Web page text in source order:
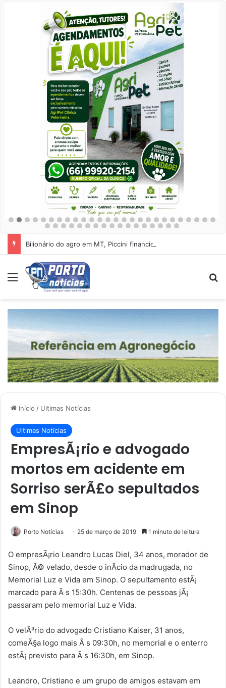
Menu
Início / Ultimas Notícias
Ultimas Notícias
EmpresÃ¡rio e advogado
mortos em acidente em
Sorriso serÃ£o sepultados
em Sinop
Porto Notícias 25 de março de 2019 1 minuto de leitura
O empresÃ¡rio Leandro Lucas Diel, 34 anos, morador de
Sinop, Ã© velado, desde o inÃ­cio da madrugada, no
Memorial Luz e Vida em Sinop. O sepultamento estÃ¡
marcado para Ã s 15:30h. Centenas de pessoas jÃ¡
passaram pelo memorial Luz e Vida.
O velÃ³rio do advogado Cristiano Kaiser, 31 anos,
comeÃ§a logo mais Ã s 09:30h, no memorial e o enterro
estÃ¡ previsto para Ã s 16:30h, em Sinop.
Leandro, Cristiano e um grupo de amigos estavam em